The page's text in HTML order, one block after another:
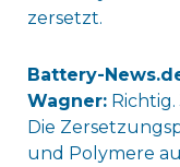
zersetzt.
Battery-
Wagner:Richtig.
Die
und Polymere